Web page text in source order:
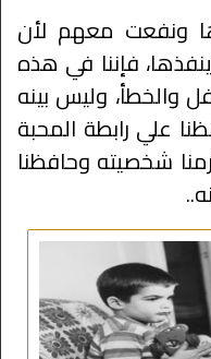
ونفعت معهم لأن
فإننا في هذه
والخطأ، وليس بينه
علي رابطة المحبة
شخصيته وحافظنا